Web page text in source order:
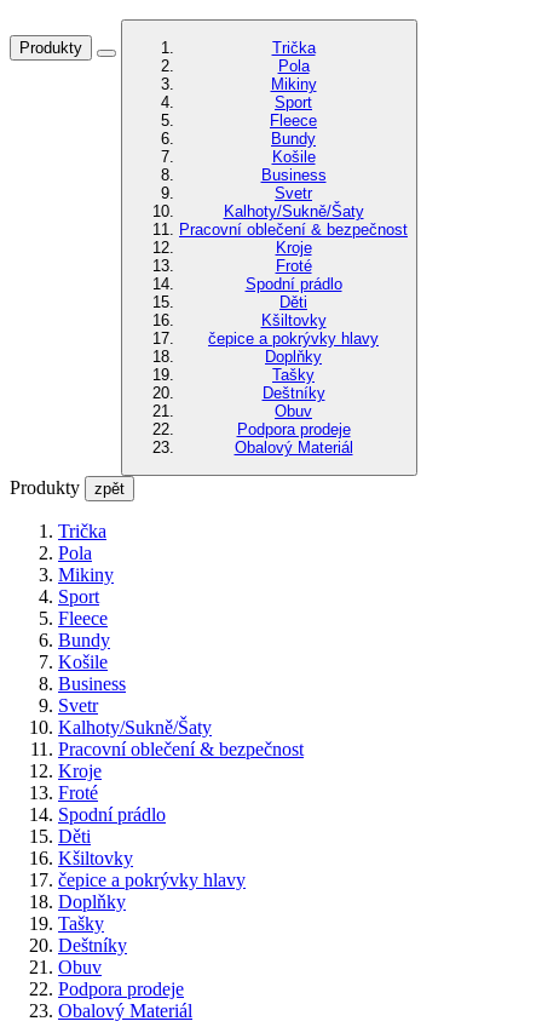
Produkty
Trička
Pola
Mikiny
Sport
Fleece
Bundy
Košile
Business
Svetr
Kalhoty/Sukně/Šaty
Pracovní oblečení & bezpečnost
Kroje
Froté
Spodní prádlo
Děti
Kšiltovky
čepice a pokrývky hlavy
Doplňky
Tašky
Deštníky
Obuv
Podpora prodeje
Obalový Materiál
Produkty zpět
Trička
Pola
Mikiny
Sport
Fleece
Bundy
Košile
Business
Svetr
Kalhoty/Sukně/Šaty
Pracovní oblečení & bezpečnost
Kroje
Froté
Spodní prádlo
Děti
Kšiltovky
čepice a pokrývky hlavy
Doplňky
Tašky
Deštníky
Obuv
Podpora prodeje
Obalový Materiál